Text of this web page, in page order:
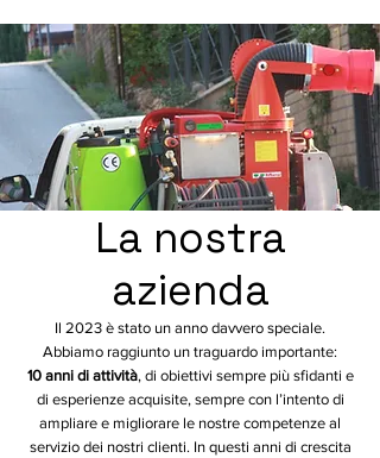
La nostra
azienda
Il 2023 è stato un anno davvero speciale.
Abbiamo raggiunto un traguardo importante:
10 anni di attività, di obiettivi sempre più sfidanti e
di esperienze acquisite, sempre con l’intento di
ampliare e migliorare le nostre competenze al
servizio dei nostri clienti. In questi anni di crescita